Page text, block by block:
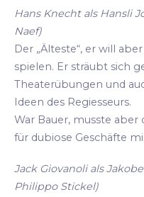
Hans Knecht als Hansli
Naef)
Der „Älteste“, er will
spielen. Er sträubt sich
Theaterübungen und
Ideen des Regiesseurs.
War Bauer, musste
für dubiose Geschäfte
Jack Giovanoli als
Philippo Stickel)